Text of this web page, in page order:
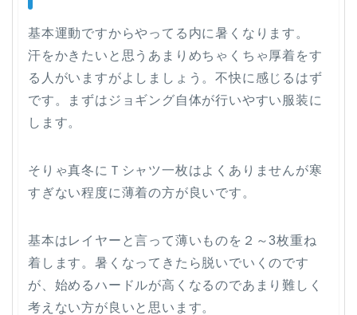
基本運動ですからやってる内に暑くなります。
汗をかきたいと思うあまりめちゃくちゃ厚着をす
る人がいますがよしましょう。不快に感じるはず
です。まずはジョギング自体が行いやすい服装に
します。
そりゃ真冬にＴシャツ一枚はよくありませんが寒
すぎない程度に薄着の方が良いです。
基本はレイヤーと言って薄いものを２～3枚重ね
着します。暑くなってきたら脱いでいくのです
が、始めるハードルが高くなるのであまり難しく
考えない方が良いと思います。